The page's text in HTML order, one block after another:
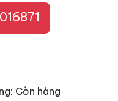
Còn hàng